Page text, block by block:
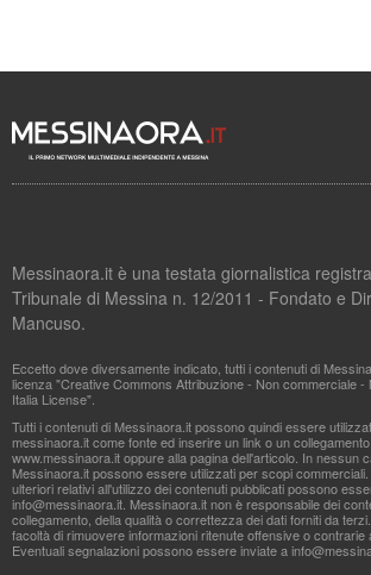
Messinaora.it è una testata giornalistica
Tribunale di Messina n. 12/2011 - Fondato e
Mancuso.
Eccetto dove diversamente indicato, tutti i contenuti di
licenza "Creative Commons Attribuzione - Non commerciale -
Italia License".
Tutti i contenuti di Messinaora.it possono quindi essere
messinaora.it come fonte ed inserire un link o un
www.messinaora.it oppure alla pagina dell'articolo. In nessun
Messinaora.it possono essere utilizzati per scopi
ulteriori relativi all'utilizzo dei contenuti pubblicati possono
info@messinaora.it . Messinaora.it non è responsabile dei
collegamento, della qualità o correttezza dei dati forniti da
facoltà di rimuovere informazioni ritenute offensive o contrarie
Eventuali segnalazioni possono essere inviate a